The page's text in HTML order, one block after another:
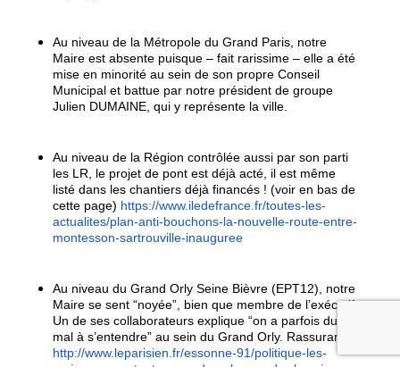
Au niveau de la Métropole du Grand Paris, notre
Maire est absente puisque – fait rarissime – elle a été
mise en minorité au sein de son propre Conseil
Municipal et battue par notre président de groupe
Julien DUMAINE, qui y représente la ville.
Au niveau de la Région contrôlée aussi par son parti
les LR, le projet de pont est déjà acté, il est même
listé dans les chantiers déjà financés ! (voir en bas de
cette page) https://www.iledefrance.fr/toutes-les-
actualites/plan-anti-bouchons-la-nouvelle-route-entre-
montesson-sartrouville-inauguree
Au niveau du Grand Orly Seine Bièvre (EPT12), notre
Maire se sent “noyée”, bien que membre de l’exécutif.
Un de ses collaborateurs explique “on a parfois du
mal à s’entendre” au sein du Grand Orly. Rassurant…
http://www.leparisien.fr/essonne-91/politique-les-